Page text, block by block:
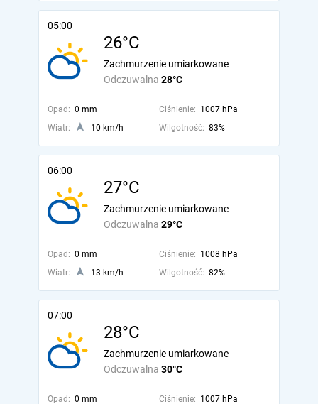
05:00
26°C
Odczuwalna 28°C
Zachmurzenie umiarkowane
Opad: 0 mm Ciśnienie: 1007 hPa
Wiatr:
10 km/h Wilgotność: 83%
06:00
27°C
Odczuwalna 29°C
Zachmurzenie umiarkowane
Opad: 0 mm Ciśnienie: 1008 hPa
Wiatr:
13 km/h Wilgotność: 82%
07:00
28°C
Odczuwalna 30°C
Zachmurzenie umiarkowane
Opad: 0 mm Ciśnienie: 1007 hPa